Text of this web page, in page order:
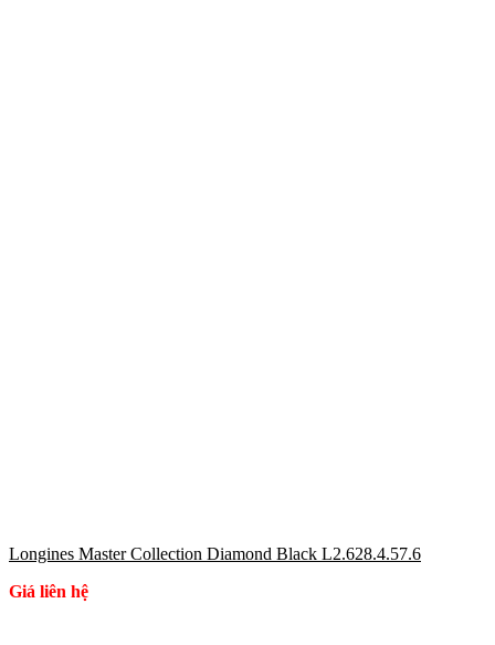
Longines Master Collection Diamond Black L2.628.4.57.6
Giá liên hệ